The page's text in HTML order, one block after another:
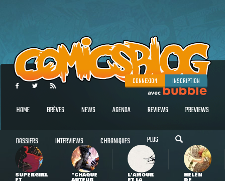
CONNEXION INSCRIPTION
HOME BRÈVES NEWS AGENDA REVIEWS PREVIEWS
DOSSIERS INTERVIEWS CHRONIQUES PLUS
SUPERGIRL "CHAQUE L'AMOUR HELEN